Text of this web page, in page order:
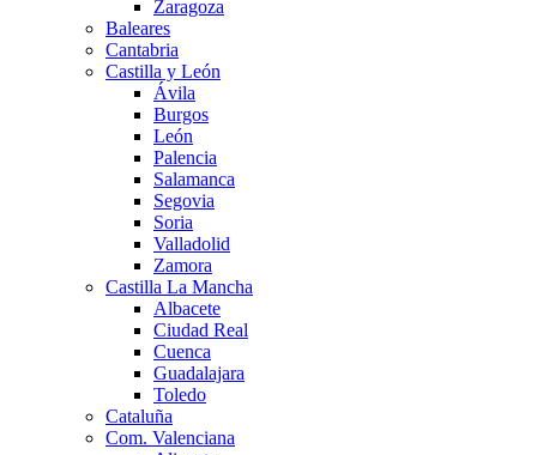
Zaragoza
Baleares
Cantabria
Castilla y León
Ávila
Burgos
León
Palencia
Salamanca
Segovia
Soria
Valladolid
Zamora
Castilla La Mancha
Albacete
Ciudad Real
Cuenca
Guadalajara
Toledo
Cataluña
Com. Valenciana